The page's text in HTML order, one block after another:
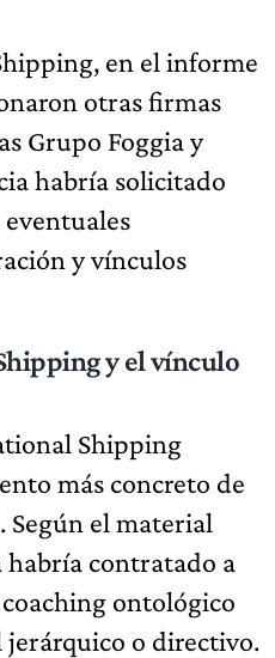
en el informe
otras firmas
Grupo Foggia y
habría solicitado
y vínculos
y el vínculo
Shipping
más concreto de
Según el material
contratado a
ontológico
jerárquico o directivo.